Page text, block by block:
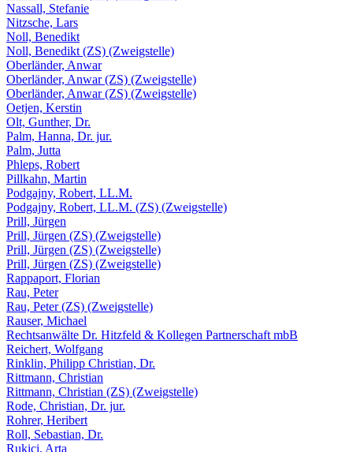
Nassall, Stefanie
Nitzsche, Lars
Noll, Benedikt
Noll, Benedikt (ZS) (Zweigstelle)
Oberländer, Anwar
Oberländer, Anwar (ZS) (Zweigstelle)
Oberländer, Anwar (ZS) (Zweigstelle)
Oetjen, Kerstin
Olt, Gunther, Dr.
Palm, Hanna, Dr. jur.
Palm, Jutta
Phleps, Robert
Pillkahn, Martin
Podgajny, Robert, LL.M.
Podgajny, Robert, LL.M. (ZS) (Zweigstelle)
Prill, Jürgen
Prill, Jürgen (ZS) (Zweigstelle)
Prill, Jürgen (ZS) (Zweigstelle)
Prill, Jürgen (ZS) (Zweigstelle)
Rappaport, Florian
Rau, Peter
Rau, Peter (ZS) (Zweigstelle)
Rauser, Michael
Rechtsanwälte Dr. Hitzfeld & Kollegen Partnerschaft mbB
Reichert, Wolfgang
Rinklin, Philipp Christian, Dr.
Rittmann, Christian
Rittmann, Christian (ZS) (Zweigstelle)
Rode, Christian, Dr. jur.
Rohrer, Heribert
Roll, Sebastian, Dr.
Rukici, Arta